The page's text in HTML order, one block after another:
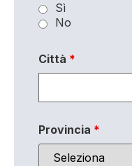
Sì
No
Città *
Provincia *